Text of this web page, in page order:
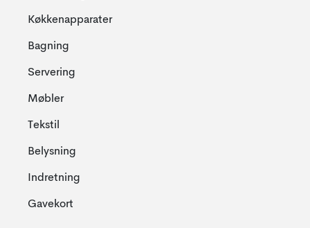
Køkkenapparater
Bagning
Servering
Møbler
Tekstil
Belysning
Indretning
Gavekort